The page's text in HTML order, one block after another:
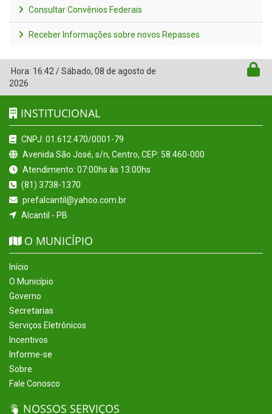
Consultar Convênios Federais
Receber Informações sobre novos Repasses
Hora: 16:42 /Sábado, 08 de agosto de
2026
INSTITUCIONAL
CNPJ: 01.612.470/0001-79
Avenida São José, s/n, Centro, CEP: 58.460-000
Atendimento: 07:00hs às 13:00hs
(81) 3738-1370
prefalcantil@yahoo.com.br
Alcantil - PB
O MUNICÍPIO
Início
O Município
Governo
Secretarias
Serviços Eletrônicos
Incentivos
Informe-se
Sobre
Fale Conosco
NOSSOS SERVIÇOS